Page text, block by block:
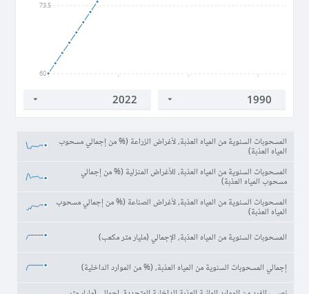
60
73.5
المسحوبات السنوية من المياه العذبة، لأغراض الزراعة (% من إجمالي مسحوب
المياه العذبة)
المسحوبات السنوية من المياه العذبة، للأغراض المنزلية (% من إجمالي
مسحوب المياه العذبة)
المسحوبات السنوية من المياه العذبة، لأغراض الصناعة (% من إجمالي مسحوب
المياه العذبة)
المسحوبات السنوية من المياه العذبة، الإجمالي (مليار متر مكعب)
إجمالي المسحوبات السنوية من المياه العذبة، (% من الموارد الداخلية)